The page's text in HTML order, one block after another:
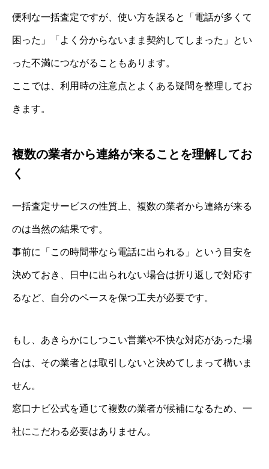
便利な一括査定ですが、使い方を誤ると「電話が多くて
困った」「よく分からないまま契約してしまった」とい
った不満につながることもあります。
ここでは、利用時の注意点とよくある疑問を整理してお
きます。
複数の業者から連絡が来ることを理解してお
く
一括査定サービスの性質上、複数の業者から連絡が来る
のは当然の結果です。
事前に「この時間帯なら電話に出られる」という目安を
決めておき、日中に出られない場合は折り返しで対応す
るなど、自分のペースを保つ工夫が必要です。
もし、あきらかにしつこい営業や不快な対応があった場
合は、その業者とは取引しないと決めてしまって構いま
せん。
窓口ナビ公式を通じて複数の業者が候補になるため、一
社にこだわる必要はありません。